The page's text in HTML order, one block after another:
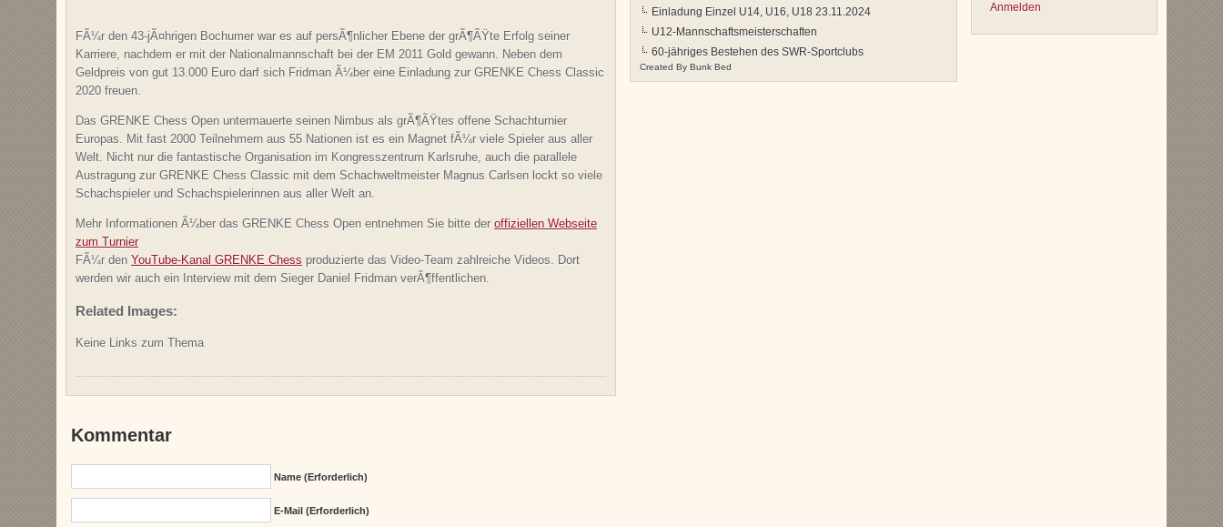
FÃ¼r den 43-jÃ¤hrigen Bochumer war es auf persÃ¶nlicher Ebene der grÃ¶ÃŸte Erfolg seiner
Karriere, nachdem er mit der Nationalmannschaft bei der EM 2011 Gold gewann. Neben dem
Geldpreis von gut 13.000 Euro darf sich Fridman Ã¼ber eine Einladung zur GRENKE Chess Classic
2020 freuen.
Das GRENKE Chess Open untermauerte seinen Nimbus als grÃ¶ÃŸtes offene Schachturnier
Europas. Mit fast 2000 Teilnehmern aus 55 Nationen ist es ein Magnet fÃ¼r viele Spieler aus aller
Welt. Nicht nur die fantastische Organisation im Kongresszentrum Karlsruhe, auch die parallele
Austragung zur GRENKE Chess Classic mit dem Schachweltmeister Magnus Carlsen lockt so viele
Schachspieler und Schachspielerinnen aus aller Welt an.
Mehr Informationen Ã¼ber das GRENKE Chess Open entnehmen Sie bitte der offiziellen Webseite
zum Turnier
FÃ¼r den YouTube-Kanal GRENKE Chess produzierte das Video-Team zahlreiche Videos. Dort
werden wir auch ein Interview mit dem Sieger Daniel Fridman verÃ¶ffentlichen.
Related Images:
Keine Links zum Thema
Kommentar
Name (erforderlich)
E-Mail (erforderlich)
Einladung Einzel U14, U16, U18 23.11.2024
U12-Mannschaftsmeisterschaften
60-jähriges Bestehen des SWR-Sportclubs
Created By Bunk Bed
Anmelden